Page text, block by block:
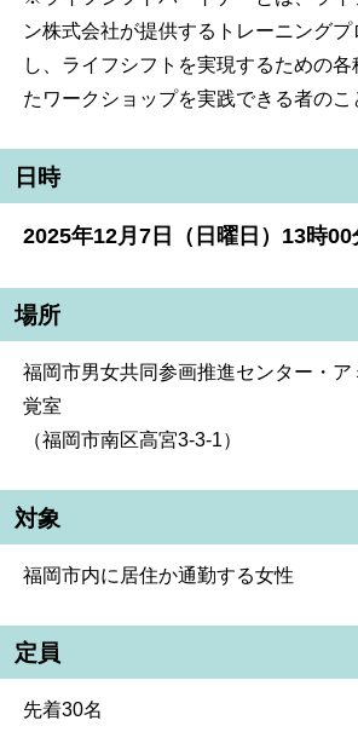
ン株式会社が提供するトレーニングプ
し、ライフシフトを実現するための
たワークショップを実践できる者のこ
日時
2025年12月7日（日曜日）13時
場所
福岡市男女共同参画推進センター
覚室
（福岡市南区高宮3-3-1）
対象
福岡市内に居住か通勤する女性
定員
先着30名